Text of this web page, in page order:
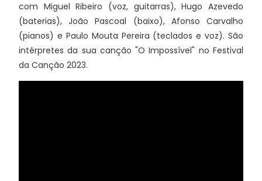
com Miguel Ribeiro (voz, guitarras), Hugo Azevedo
(baterias), João Pascoal (baixo), Afonso Carvalho
(pianos) e Paulo Mouta Pereira (teclados e voz). São
intérpretes da sua canção "O Impossível" no Festival
da Canção 2023.